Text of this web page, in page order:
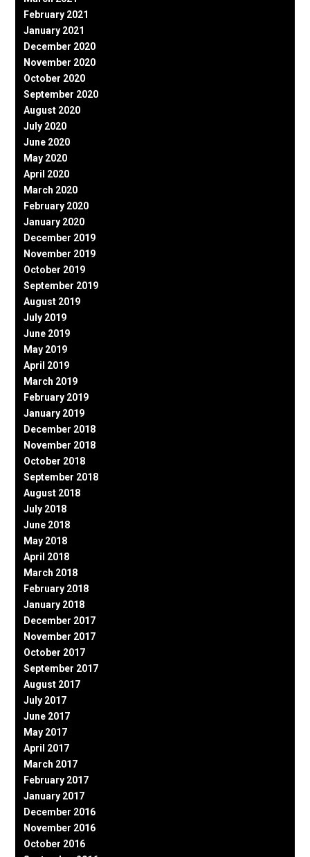
February 2021
January 2021
December 2020
November 2020
October 2020
September 2020
August 2020
July 2020
June 2020
May 2020
April 2020
March 2020
February 2020
January 2020
December 2019
November 2019
October 2019
September 2019
August 2019
July 2019
June 2019
May 2019
April 2019
March 2019
February 2019
January 2019
December 2018
November 2018
October 2018
September 2018
August 2018
July 2018
June 2018
May 2018
April 2018
March 2018
February 2018
January 2018
December 2017
November 2017
October 2017
September 2017
August 2017
July 2017
June 2017
May 2017
April 2017
March 2017
February 2017
January 2017
December 2016
November 2016
October 2016